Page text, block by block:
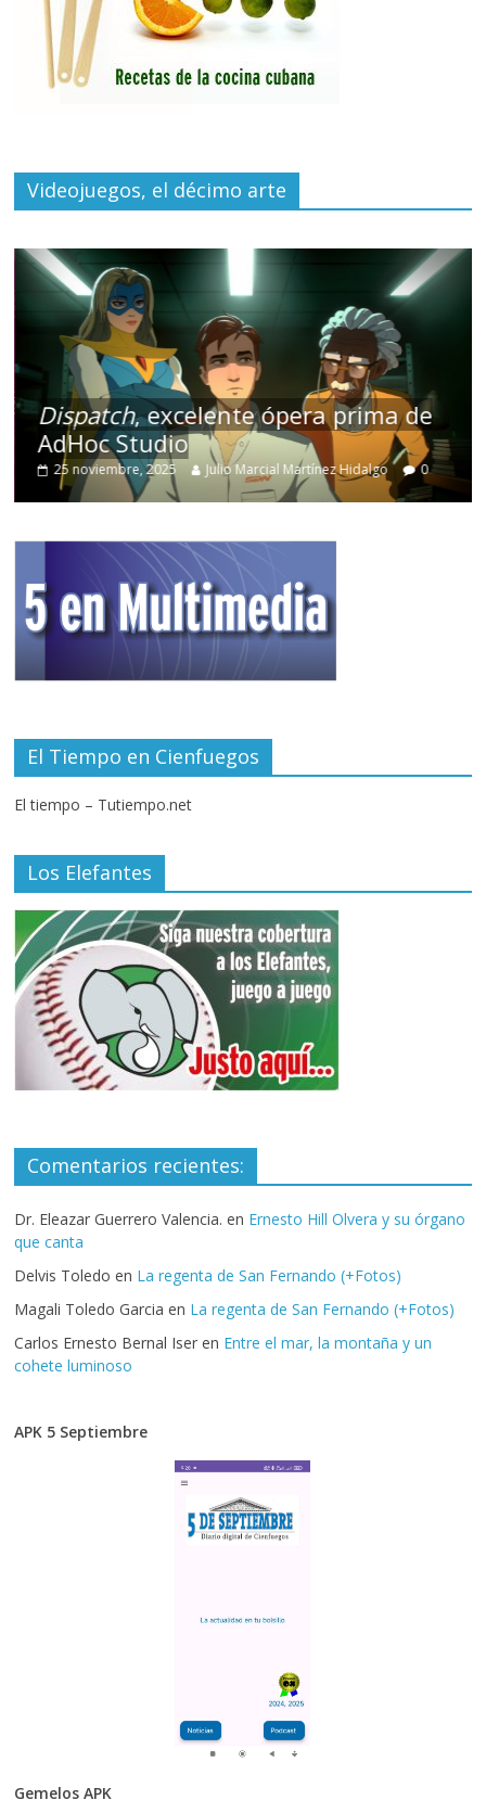
Videojuegos, el décimo arte
Dispatch, excelente ópera prima de
AdHoc Studio
25 noviembre, 2025 Julio Marcial Martínez Hidalgo 0
El Tiempo en Cienfuegos
El tiempo – Tutiempo.net
Los Elefantes
Comentarios recientes:
Dr. Eleazar Guerrero Valencia. en Ernesto Hill Olvera y su órgano
que canta
Delvis Toledo en La regenta de San Fernando (+Fotos)
Magali Toledo Garcia en La regenta de San Fernando (+Fotos)
Carlos Ernesto Bernal Iser en Entre el mar, la montaña y un
cohete luminoso
APK 5 Septiembre
Gemelos APK